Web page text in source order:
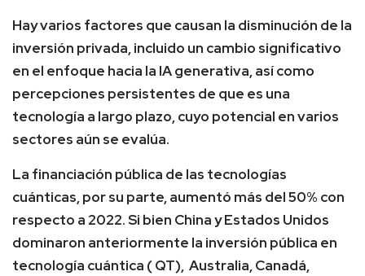
Hay varios factores que causan la disminución de la
inversión privada, incluido un cambio significativo
en el enfoque hacia la IA generativa, así como
percepciones persistentes de que es una
tecnología a largo plazo, cuyo potencial en varios
sectores aún se evalúa.
La financiación pública de las tecnologías
cuánticas, por su parte, aumentó más del 50% con
respecto a 2022. Si bien China y Estados Unidos
dominaron anteriormente la inversión pública en
tecnología cuántica ( QT), Australia, Canadá,